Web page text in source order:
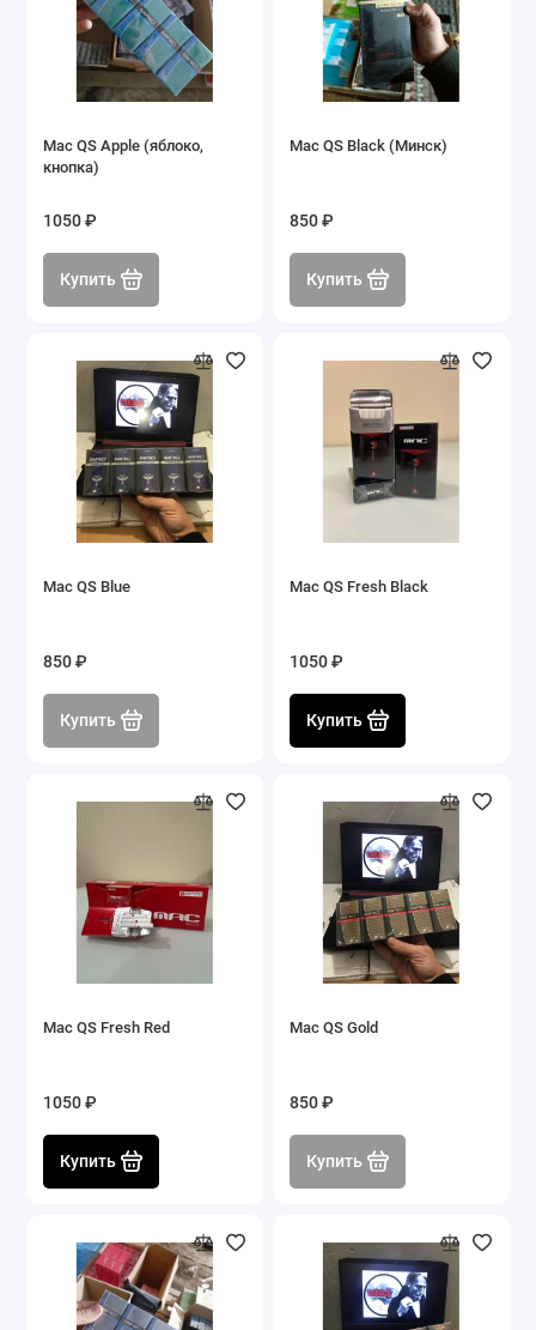
Mac QS Apple (яблоко,
кнопка)
1050 ₽
Купить
Mac QS Black (Минск)
850 ₽
Купить
Mac QS Blue
850 ₽
Купить
Mac QS Fresh Black
1050 ₽
Купить
Mac QS Fresh Red
1050 ₽
Купить
Mac QS Gold
850 ₽
Купить